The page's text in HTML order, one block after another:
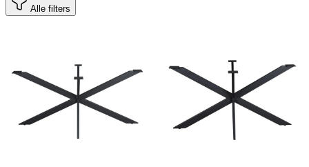
Alle filters